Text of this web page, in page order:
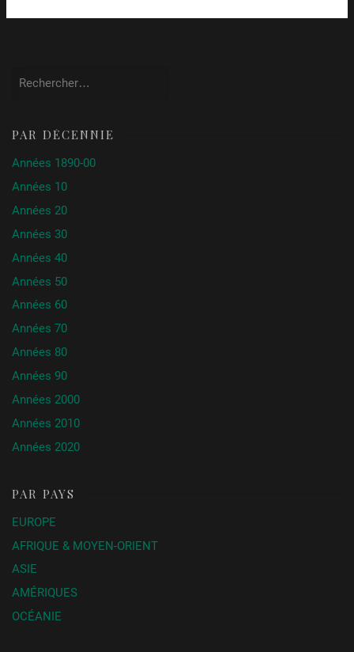
PAR DÉCENNIE
Années 1890-00
Années 10
Années 20
Années 30
Années 40
Années 50
Années 60
Années 70
Années 80
Années 90
Années 2000
Années 2010
Années 2020
PAR PAYS
EUROPE
AFRIQUE & MOYEN-ORIENT
ASIE
AMÉRIQUES
OCÉANIE